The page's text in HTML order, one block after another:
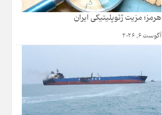
هرمز؛ مزیت ژئوپلیتیکی ایران
آگوست 6, 2026